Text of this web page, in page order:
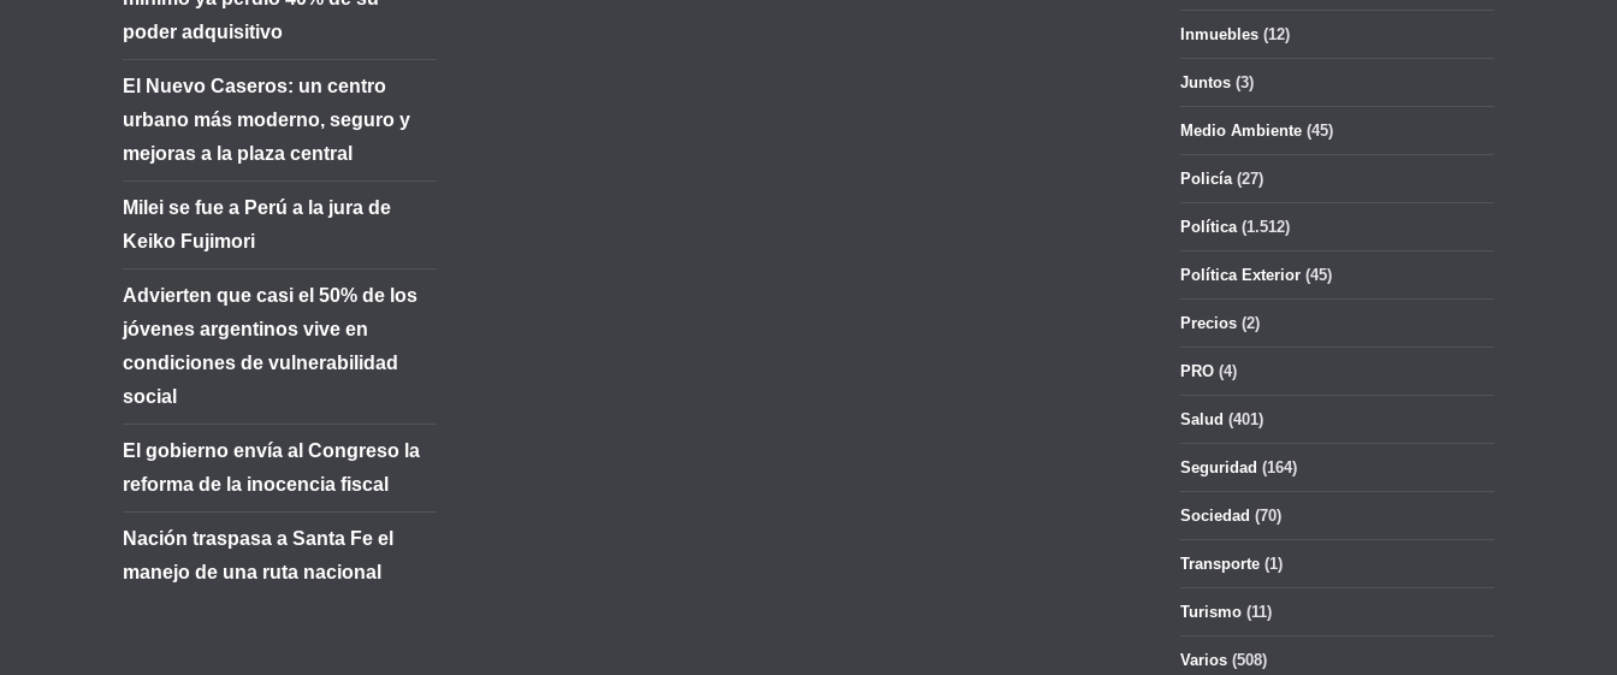
poder adquisitivo
El Nuevo Caseros: un centro
urbano más moderno, seguro y
mejoras a la plaza central
Milei se fue a Perú a la jura de
Keiko Fujimori
Advierten que casi el 50% de los
jóvenes argentinos vive en
condiciones de vulnerabilidad
social
El gobierno envía al Congreso la
reforma de la inocencia fiscal
Nación traspasa a Santa Fe el
manejo de una ruta nacional
Inmuebles (12)
Juntos (3)
Medio Ambiente (45)
Policía(27)
Política(1.512)
Política Exterior (45)
Precios (2)
PRO (4)
Salud (401)
Seguridad (164)
Sociedad (70)
Transporte (1)
Turismo (11)
Varios (508)